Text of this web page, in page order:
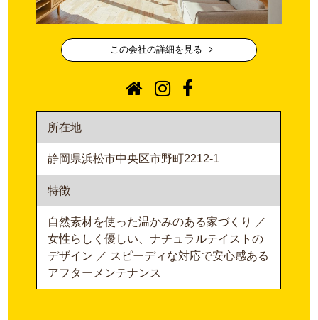
この会社の詳細を見る
所在地
静岡県浜松市中央区市野町2212-1
特徴
自然素材を使った温かみのある家づくり ／
女性らしく優しい、ナチュラルテイストの
デザイン ／ スピーディな対応で安心感ある
アフターメンテナンス